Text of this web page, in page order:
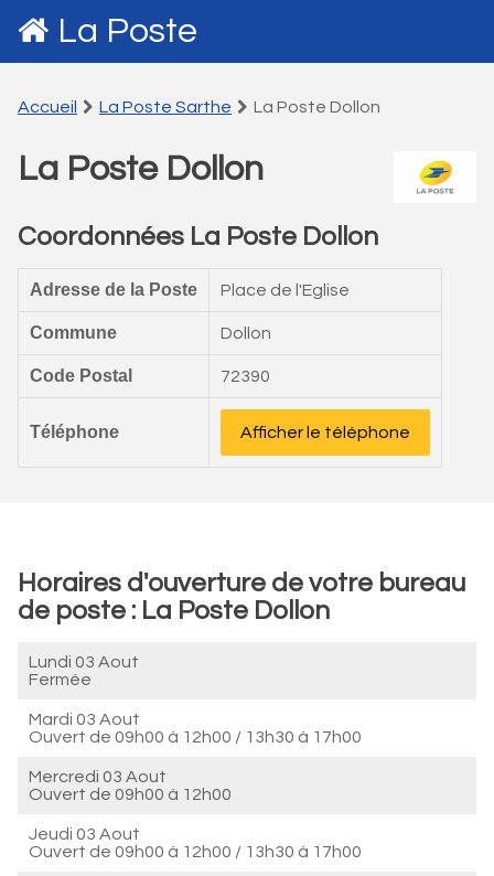
La Poste
Accueil La Poste Sarthe La Poste Dollon
La Poste Dollon
Coordonnées La Poste Dollon
Adresse de la Poste Place de l'Eglise
Commune Dollon
Code Postal 72390
Téléphone Afficher le téléphone
Horaires d'ouverture de votre bureau
de poste : La Poste Dollon
Lundi 03 Aout
Fermée
Mardi 03 Aout
Ouvert de 09h00 à 12h00 / 13h30 à 17h00
Mercredi 03 Aout
Ouvert de 09h00 à 12h00
Jeudi 03 Aout
Ouvert de 09h00 à 12h00 / 13h30 à 17h00